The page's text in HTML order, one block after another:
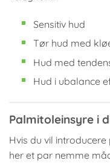
Sensitiv hud
Tør hud med
Hud med
Hud i ubalance
Palmitoleinsyre i
Hvis du vil
her et par nemme